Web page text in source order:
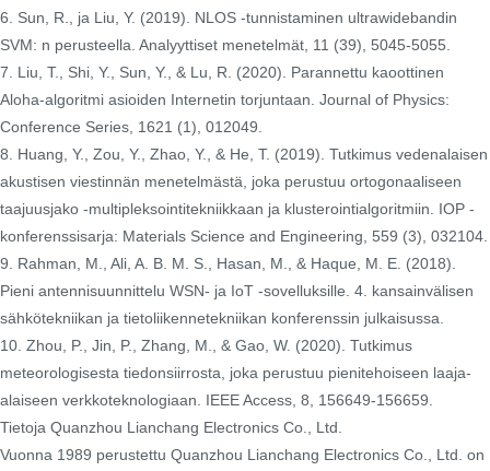
6. Sun, R., ja Liu, Y. (2019). NLOS -tunnistaminen ultrawidebandin
SVM: n perusteella. Analyyttiset menetelmät, 11 (39), 5045-5055.
7. Liu, T., Shi, Y., Sun, Y., & Lu, R. (2020). Parannettu kaoottinen
Aloha-algoritmi asioiden Internetin torjuntaan. Journal of Physics:
Conference Series, 1621 (1), 012049.
8. Huang, Y., Zou, Y., Zhao, Y., & He, T. (2019). Tutkimus vedenalaisen
akustisen viestinnän menetelmästä, joka perustuu ortogonaaliseen
taajuusjako -multipleksointitekniikkaan ja klusterointialgoritmiin. IOP -
konferenssisarja: Materials Science and Engineering, 559 (3), 032104.
9. Rahman, M., Ali, A. B. M. S., Hasan, M., & Haque, M. E. (2018).
Pieni antennisuunnittelu WSN- ja IoT -sovelluksille. 4. kansainvälisen
sähkötekniikan ja tietoliikennetekniikan konferenssin julkaisussa.
10. Zhou, P., Jin, P., Zhang, M., & Gao, W. (2020). Tutkimus
meteorologisesta tiedonsiirrosta, joka perustuu pienitehoiseen laaja-
alaiseen verkkoteknologiaan. IEEE Access, 8, 156649-156659.
Tietoja Quanzhou Lianchang Electronics Co., Ltd.
Vuonna 1989 perustettu Quanzhou Lianchang Electronics Co., Ltd. on